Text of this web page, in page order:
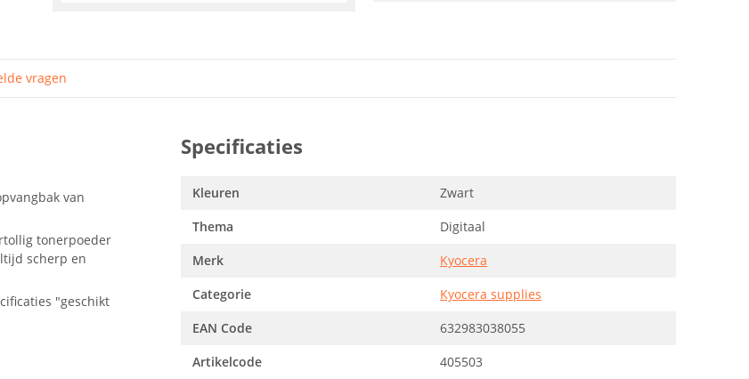
vragen
van
tonerpoeder
scherp en
"geschikt
Specificaties
Kleuren
Zwart
Thema
Digitaal
Merk
Kyocera
Categorie
Kyocera supplies
EAN Code
632983038055
Artikelcode
405503